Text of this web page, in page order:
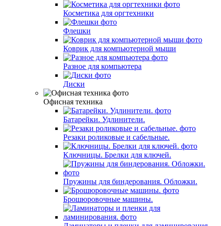
Косметика для оргтехники
Флешки
Коврик для компьютерной мыши
Разное для компьютера
Диски
Офисная техника
Батарейки. Удлинители.
Резаки роликовые и сабельные.
Ключницы. Брелки для ключей.
Пружины для биндерования. Обложки.
Брошюровочные машины.